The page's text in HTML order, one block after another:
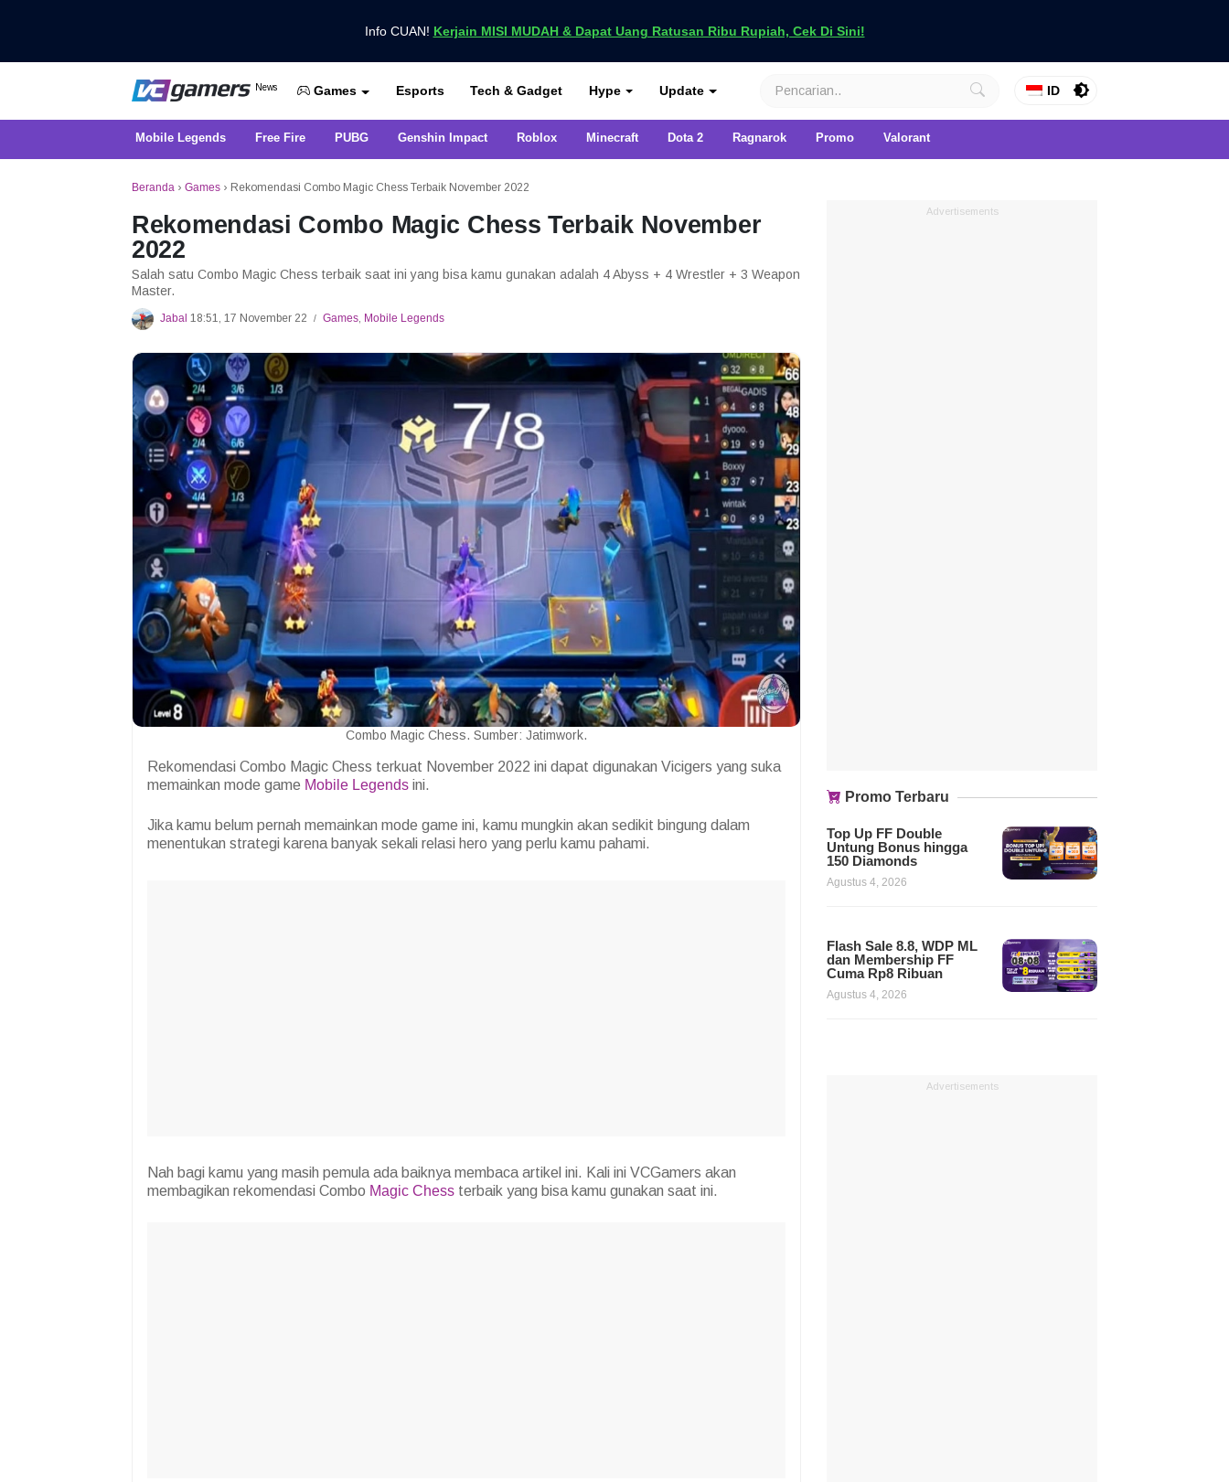
Info CUAN! Kerjain MISI MUDAH & Dapat Uang Ratusan Ribu Rupiah, Cek Di Sini!
VCGamers News
News
Dapatkan Berita Games Terbaru Hanya di VCGamers
Games Esports Tech & Gadget Hype Update ID
Mobile Legends Free Fire PUBG Genshin Impact Roblox Minecraft Dota 2 Ragnarok Promo Valorant
Beranda › Games › Rekomendasi Combo Magic Chess Terbaik November 2022
Rekomendasi Combo Magic Chess Terbaik November
2022
Salah satu Combo Magic Chess terbaik saat ini yang bisa kamu gunakan adalah 4 Abyss + 4 Wrestler + 3 Weapon
Master.
Jabal 18:51, 17 November 22 / Games, Mobile Legends
Combo Magic Chess. Sumber: Jatimwork.
Rekomendasi Combo Magic Chess terkuat November 2022 ini dapat digunakan Vicigers yang suka
memainkan mode game Mobile Legends ini.
Jika kamu belum pernah memainkan mode game ini, kamu mungkin akan sedikit bingung dalam
menentukan strategi karena banyak sekali relasi hero yang perlu kamu pahami.
Nah bagi kamu yang masih pemula ada baiknya membaca artikel ini. Kali ini VCGamers akan
membagikan rekomendasi Combo Magic Chess terbaik yang bisa kamu gunakan saat ini.
Advertisements
Promo Terbaru
Top Up FF Double
Untung Bonus hingga
150 Diamonds
Agustus 4, 2026
Flash Sale 8.8, WDP ML
dan Membership FF
Cuma Rp8 Ribuan
Agustus 4, 2026
Advertisements